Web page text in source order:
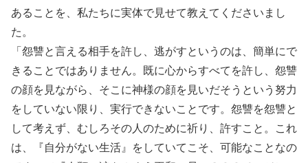
あることを、私たちに実体で見せて教えてくださいまし
た。
「怨讐と言える相手を許し、逃がすというのは、簡単にで
きることではありません。既に心からすべてを許し、怨讐
の顔を見ながら、そこに神様の顔を見いだそうという努力
をしていない限り、実行できないことです。怨讐を怨讐と
して考えず、むしろその人のために祈り、許すこと。これ
は、『自分がない生活』をしていてこそ、可能なことなの